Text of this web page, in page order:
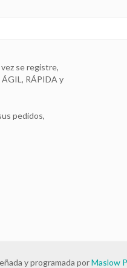
se registre,
RÁPIDA y
pedidos,
y programada porMaslow